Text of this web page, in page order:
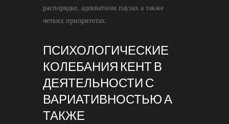
распорядке, адекватном паузах а также
четких приоритетах.
ПСИХОЛОГИЧЕСКИЕ
КОЛЕБАНИЯ КЕНТ В
ДЕЯТЕЛЬНОСТИ С
ВАРИАТИВНОСТЬЮ А
ТАКЖЕ